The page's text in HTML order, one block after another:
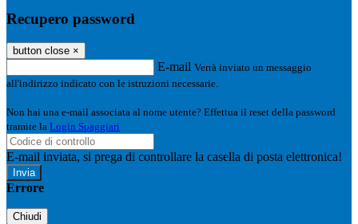
Recupero password
button close ×
E-mail Verrà inviato un messaggio
all'indirizzo indicato con le istruzioni necessarie.
Non hai una e-mail associata al nome utente? Effettua il reset della password
tramite la Login Spaggiari
E-mail inviata, si prega di controllare la casella di posta elettronica!
Errore
Chiudi